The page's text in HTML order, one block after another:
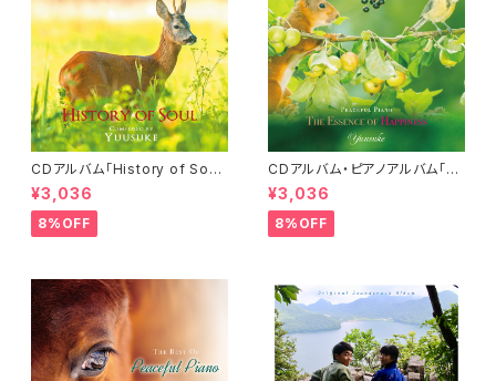
CDアルバム「History of Sou
l」-Peaceful Piano Series-
／Yuusuke
¥3,036
8%OFF
CDアルバム・ピアノアルバム「T
he Essence of Happiness」
／Yuusuke
¥3,036
8%OFF